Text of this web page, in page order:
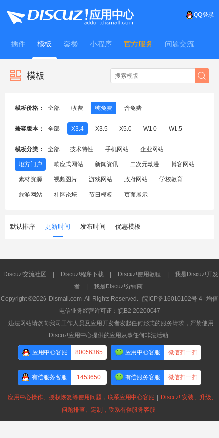
QQ登录
插件 模板 套餐 小程序 官方服务 问题交流
WitFrame
模板
模板价格： 全部 收费 纯免费 含免费
兼容版本： 全部 X3.4 X3.5 X5.0 W1.0 W1.5
模板分类： 全部 技术特性 手机网站 企业网站
地方门户 响应式网站 新闻资讯 二次元动漫 博客网站
素材资源 视频图片 游戏网站 政府网站 学校教育
旅游网站 社区论坛 节日模板 页面展示
默认排序 更新时间 发布时间 优惠模板
Discuz!交流社区 Discuz!程序下载 Discuz!使用教程
我是Discuz!开发
者
我是Discuz!分销商
Copyright ©2026 Dismall.com All Rights Reserved. 皖ICP备16010102号-4 增值
电信业务经营许可证：皖B2-20200047
违法网站请勿向我司工作人员及应用开发者发起任何形式的服务请求，严禁使用
Discuz!应用中心提供的应用从事任何非法活动
应用中心客服 80056365 应用中心客服 微信扫一扫
有偿服务客服 1453650 有偿服务客服 微信扫一扫
应用中心操作、授权恢复等使用问题，联系应用中心客服
Discuz! 安装、升级、
问题排查、定制，联系有偿服务客服